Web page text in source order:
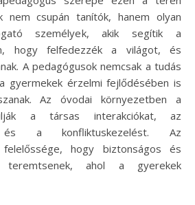
nem csupán tanítók, hanem olyan
személyek, akik segítik a
hogy felfedezzék a világot, és
A pedagógusok nemcsak a tudás
gyermekek érzelmi fejlődésében is
Az óvodai környezetben a
a társas interakciókat, az
és a konfliktuskezelést. Az
felelőssége, hogy biztonságos és
teremtsenek, ahol a gyerekek